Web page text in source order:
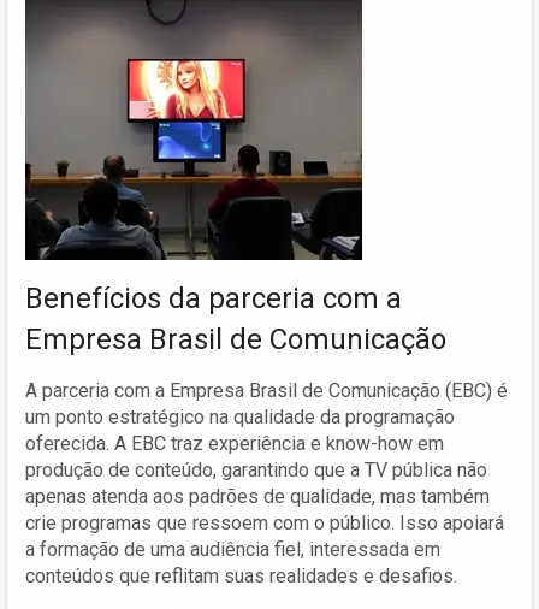
Benefícios da parceria com a
Empresa Brasil de Comunicação
A parceria com a Empresa Brasil de Comunicação (EBC) é
um ponto estratégico na qualidade da programação
oferecida. A EBC traz experiência e know-how em
produção de conteúdo, garantindo que a TV pública não
apenas atenda aos padrões de qualidade, mas também
crie programas que ressoem com o público. Isso apoiará
a formação de uma audiência fiel, interessada em
conteúdos que reflitam suas realidades e desafios.